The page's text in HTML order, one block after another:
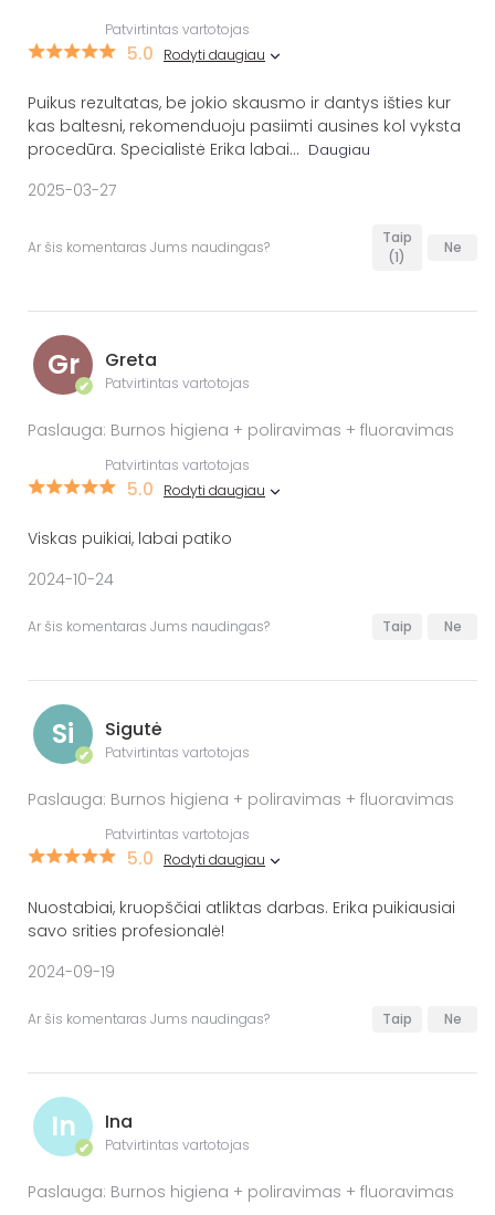
Patvirtintas vartotojas
5.0 Rodyti daugiau
Puikus rezultatas, be jokio skausmo ir dantys išties kur
kas baltesni, rekomenduoju pasiimti ausines kol vyksta
procedūra. Specialistė Erika labai... Daugiau
2025-03-27
Ar šis komentaras Jums naudingas?
Taip
(1)
Ne
Gr
✔
Greta
Patvirtintas vartotojas
Paslauga: Burnos higiena + poliravimas + fluoravimas
Patvirtintas vartotojas
5.0 Rodyti daugiau
Viskas puikiai, labai patiko
2024-10-24
Ar šis komentaras Jums naudingas? Taip Ne
Si
✔
Sigutė
Patvirtintas vartotojas
Paslauga: Burnos higiena + poliravimas + fluoravimas
Patvirtintas vartotojas
5.0 Rodyti daugiau
Nuostabiai, kruopščiai atliktas darbas. Erika puikiausiai
savo srities profesionalė!
2024-09-19
Ar šis komentaras Jums naudingas? Taip Ne
In
✔
Ina
Patvirtintas vartotojas
Paslauga: Burnos higiena + poliravimas + fluoravimas